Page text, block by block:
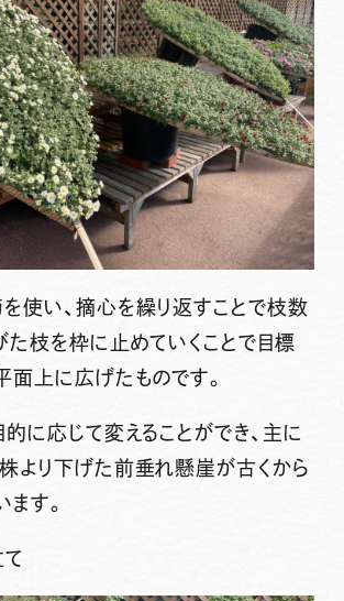
使い、摘心を繰り返すことで枝数
た枝を枠に止めていくことで目標
面上に広げたものです。
的に応じて変えることができ、主に
より下げた前垂れ懸崖が古くから
ます。